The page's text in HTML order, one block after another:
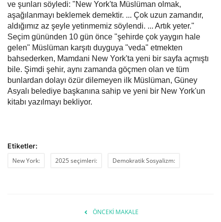
ve şunları söyledi: "New York'ta Müslüman olmak,
aşağılanmayı beklemek demektir. ... Çok uzun zamandır,
aldığımız az şeyle yetinmemiz söylendi. ... Artık yeter."
Seçim gününden 10 gün önce "şehirde çok yaygın hale
gelen" Müslüman karşıtı duyguya "veda" etmekten
bahsederken, Mamdani New York'ta yeni bir sayfa açmıştı
bile. Şimdi şehir, aynı zamanda göçmen olan ve tüm
bunlardan dolayı özür dilemeyen ilk Müslüman, Güney
Asyalı belediye başkanına sahip ve yeni bir New York'un
kitabı yazılmayı bekliyor.
Etiketler:
New York:
2025 seçimleri: Demokratik Sosyalizm:
ÖNCEKI MAKALE